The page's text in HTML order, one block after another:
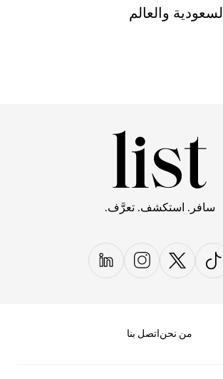
السعودية والعالم
سافر. استكشف. تعرَّف.
من نحن اتصل بنا